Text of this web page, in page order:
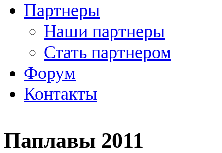
Партнеры
Наши партнеры
Стать партнером
Форум
Контакты
Паплавы 2011